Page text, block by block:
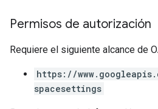
Permisos de autorización
Requiere el siguiente alcance de
https://
spacesettings